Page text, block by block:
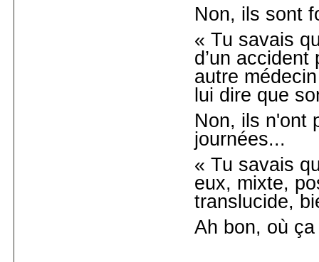
Non, ils sont
« Tu savais
d’un
autre
lui dire que
Non, ils n'ont
journées...
« Tu savais
eux, mixte,
translucide,
Ah bon, où ça